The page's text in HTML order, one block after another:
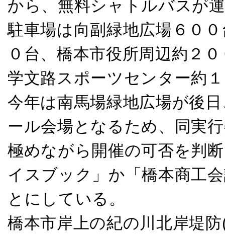
から、無料シャトルバスが
駐車場は向副緑地広場６０
０台、橋本市役所周辺約２
学文路スポーツセンター約
今年は南馬場緑地広場が後
ール会場となるため、同実
極めながら開催の可否を判
イスブック」か「橋本商工
とにしている。
橋本市岸上の紀の川北岸堤